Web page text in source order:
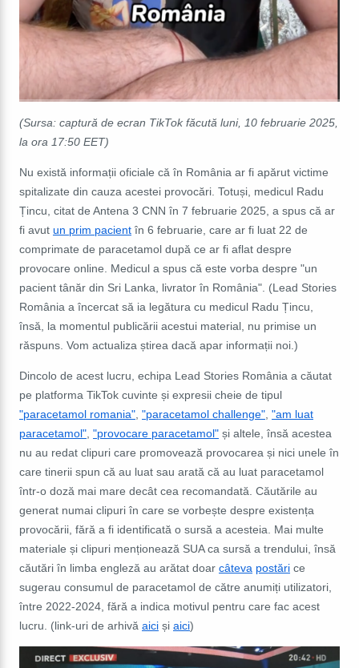
(Sursa: captură de ecran TikTok făcută luni, 10 februarie 2025,
la ora 17:50 EET)
Nu există informații oficiale că în România ar fi apărut victime
spitalizate din cauza acestei provocări. Totuși, medicul Radu
Țincu, citat de Antena 3 CNN în 7 februarie 2025, a spus că ar
fi avut un prim pacient în 6 februarie, care ar fi luat 22 de
comprimate de paracetamol după ce ar fi aflat despre
provocare online. Medicul a spus că este vorba despre "un
pacient tânăr din Sri Lanka, livrator în România". (Lead Stories
România a încercat să ia legătura cu medicul Radu Țincu,
însă, la momentul publicării acestui material, nu primise un
răspuns. Vom actualiza știrea dacă apar informații noi.)
Dincolo de acest lucru, echipa Lead Stories România a căutat
pe platforma TikTok cuvinte și expresii cheie de tipul
"paracetamol romania" "paracetamol challenge" "am luat
paracetamol" "provocare paracetamol" și altele, însă acestea
nu au redat clipuri care promovează provocarea și nici unele în
care tinerii spun că au luat sau arată că au luat paracetamol
într-o doză mai mare decât cea recomandată. Căutările au
generat numai clipuri în care se vorbește despre existența
provocării, fără a fi identificată o sursă a acesteia. Mai multe
materiale și clipuri menționează SUA ca sursă a trendului, însă
căutări în limba engleză au arătat doar câteva postări ce
sugerau consumul de paracetamol de către anumiți utilizatori,
între 2022-2024, fără a indica motivul pentru care fac acest
lucru. (link-uri de arhivă aici și aici)